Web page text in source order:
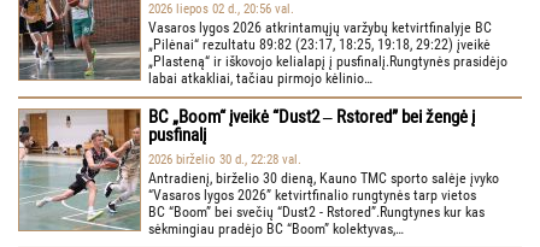
2026 liepos 02 d., 20:56 val.
Vasaros lygos 2026 atkrintamųjų varžybų ketvirtfinalyje BC
„Pilėnai“ rezultatu 89:82 (23:17, 18:25, 19:18, 29:22) įveikė
„Plasteną“ ir iškovojo kelialapį į pusfinalį.Rungtynės prasidėjo
labai atkakliai, tačiau pirmojo kėlinio…
BC „Boom“ įveikė “Dust2 ‒ Rstored” bei žengė į
pusfinalį
2026 birželio 30 d., 22:28 val.
Antradienį, birželio 30 dieną, Kauno TMC sporto salėje įvyko
“Vasaros lygos 2026” ketvirtfinalio rungtynės tarp vietos
BC “Boom” bei svečių “Dust2 - Rstored”.Rungtynes kur kas
sėkmingiau pradėjo BC “Boom” kolektyvas,…